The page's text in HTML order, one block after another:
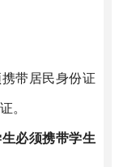
带居民身份证
。
必须携带学生